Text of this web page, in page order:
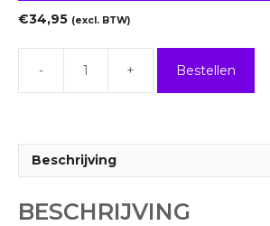
€34,95 (excl. BTW)
-
Tuniek
werkjasje
aantal
+ Bestellen
Beschrijving
BESCHRIJVING